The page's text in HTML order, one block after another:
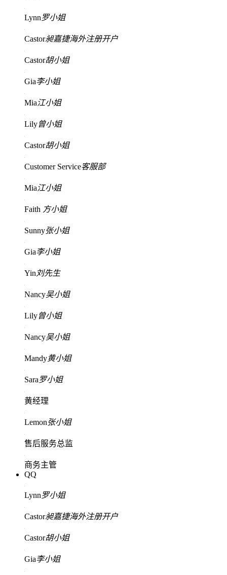
Lynn罗小姐
Castor昶嘉捷海外注册开户
Castor胡小姐
Gia李小姐
Mia江小姐
Lily曾小姐
Castor胡小姐
Customer Service客服部
Mia江小姐
Faith 方小姐
Sunny张小姐
Gia李小姐
Yin 刘先生
Nancy吴小姐
Lily曾小姐
Nancy吴小姐
Mandy黄小姐
Sara罗小姐
黄经理
Lemon张小姐
售后服务总监
商务主管
QQ
Lynn罗小姐
Castor昶嘉捷海外注册开户
Castor胡小姐
Gia李小姐